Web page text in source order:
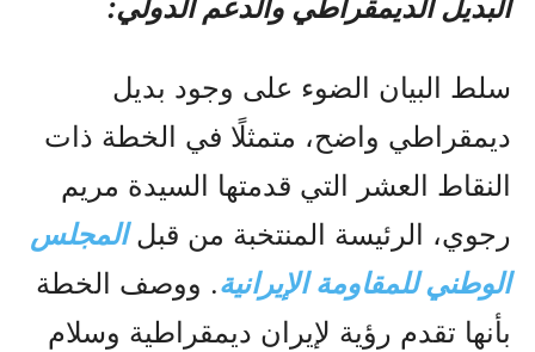
البديل الديمقراطي والدعم الدولي:
سلط البيان الضوء على وجود بديل
ديمقراطي واضح، متمثلًا في الخطة ذات
النقاط العشر التي قدمتها السيدة مريم
رجوي، الرئيسة المنتخبة من قبلالمجلس
الوطني للمقاومة الإيرانية. ووصف الخطة
بأنها تقدم رؤية لإيران ديمقراطية وسلام